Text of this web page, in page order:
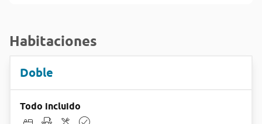
Habitaciones
Doble
Todo incluido